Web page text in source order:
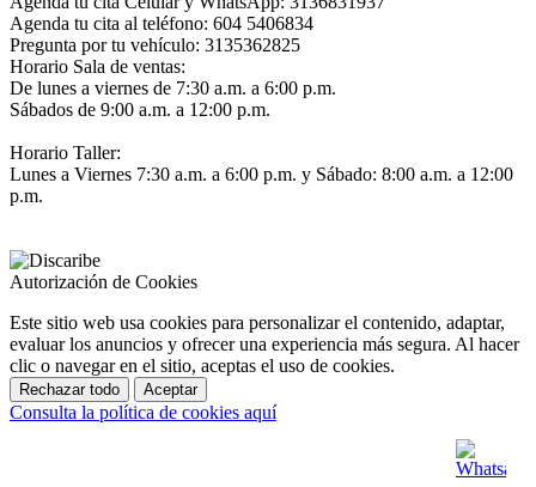
Agenda tu cita al teléfono: 604 5406834
Pregunta por tu vehículo: 3135362825
Horario Sala de ventas:
De lunes a viernes de 7:30 a.m. a 6:00 p.m.
Sábados de 9:00 a.m. a 12:00 p.m.
Horario Taller:
Lunes a Viernes 7:30 a.m. a 6:00 p.m. y Sábado: 8:00 a.m. a 12:00
p.m.
Autorización de Cookies
Este sitio web usa cookies para personalizar el contenido, adaptar,
evaluar los anuncios y ofrecer una experiencia más segura. Al hacer
clic o navegar en el sitio, aceptas el uso de cookies.
Rechazar todo Aceptar
Consulta la política de cookies aquí